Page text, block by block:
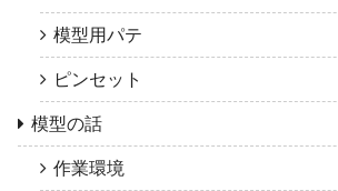
模型用パテ
ピンセット
模型の話
作業環境